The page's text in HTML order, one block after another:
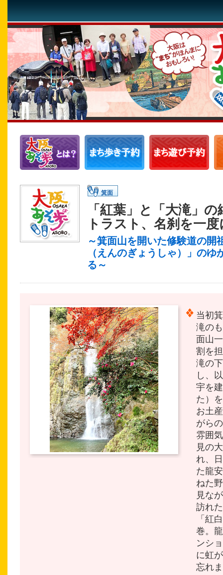
箕面
「紅葉」と「大滝」
トラスト、名刹を一
～箕面山を開いた修験道の開
（えんのぎょうしゃ）」のゆ
る～
当初
滝の
面山
割を
滝の
し、
宇を
た）
お土
がら
雰囲
見の
れ、
た龍
ねた
見な
訪れ
「紅
巻。
ンシ
に虹
忘れ